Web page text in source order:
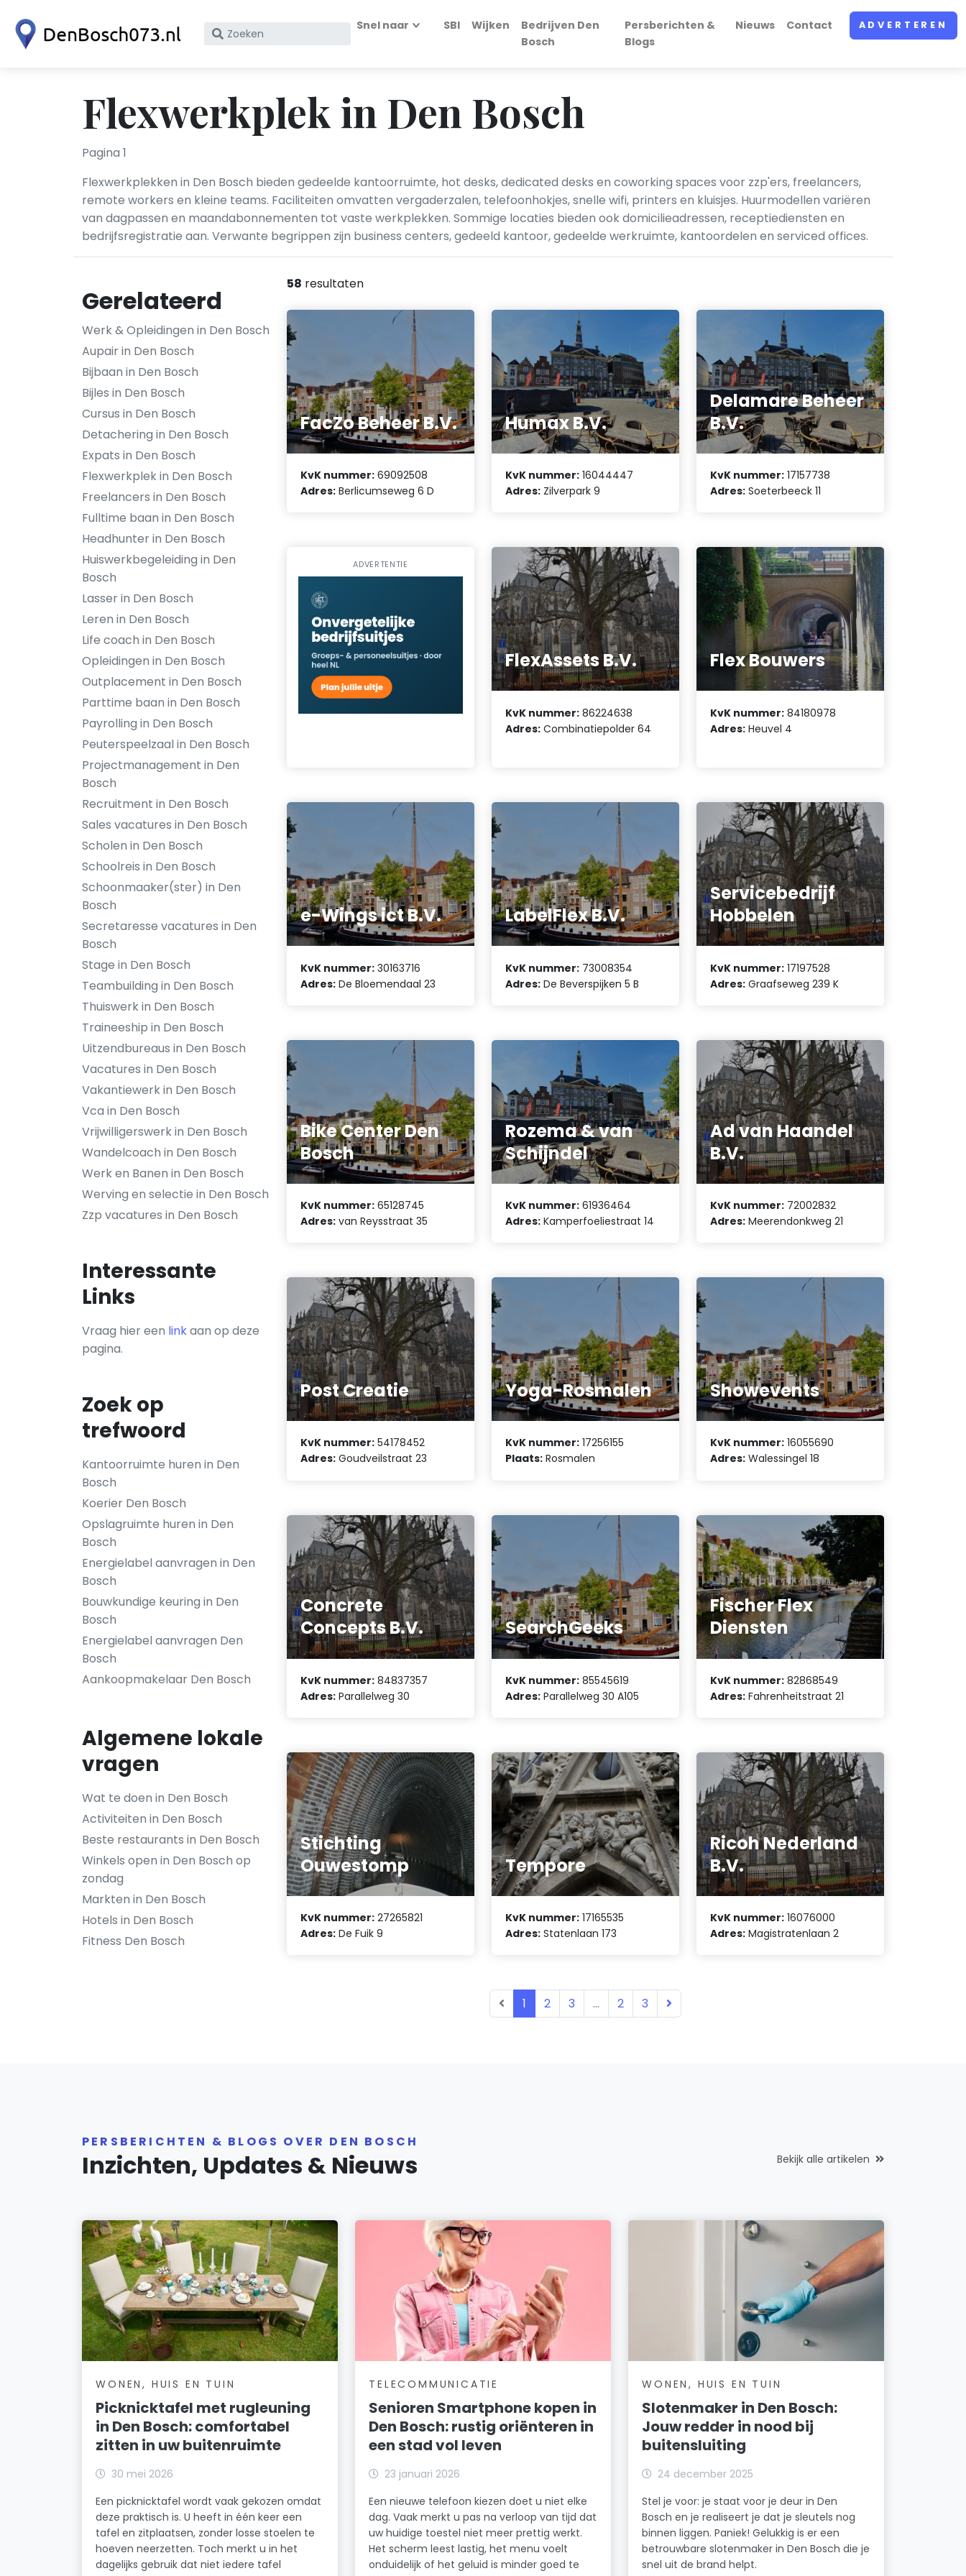
Zoek
KvK
nummer
Snel naar SBI Wijken
Bedrijven Den
Bosch
Persberichten &
Blogs
Nieuws Contact ADVERTEREN
Flexwerkplek in Den Bosch
Pagina 1
Flexwerkplekken in Den Bosch bieden gedeelde kantoorruimte, hot desks, dedicated desks en coworking spaces voor zzp'ers, freelancers,
remote workers en kleine teams. Faciliteiten omvatten vergaderzalen, telefoonhokjes, snelle wifi, printers en kluisjes. Huurmodellen variëren
van dagpassen en maandabonnementen tot vaste werkplekken. Sommige locaties bieden ook domicilieadressen, receptiediensten en
bedrijfsregistratie aan. Verwante begrippen zijn business centers, gedeeld kantoor, gedeelde werkruimte, kantoordelen en serviced offices.
Gerelateerd
Werk & Opleidingen in Den Bosch
Aupair in Den Bosch
Bijbaan in Den Bosch
Bijles in Den Bosch
Cursus in Den Bosch
Detachering in Den Bosch
Expats in Den Bosch
Flexwerkplek in Den Bosch
Freelancers in Den Bosch
Fulltime baan in Den Bosch
Headhunter in Den Bosch
Huiswerkbegeleiding in Den
Bosch
Lasser in Den Bosch
Leren in Den Bosch
Life coach in Den Bosch
Opleidingen in Den Bosch
Outplacement in Den Bosch
Parttime baan in Den Bosch
Payrolling in Den Bosch
Peuterspeelzaal in Den Bosch
Projectmanagement in Den
Bosch
Recruitment in Den Bosch
Sales vacatures in Den Bosch
Scholen in Den Bosch
Schoolreis in Den Bosch
Schoonmaaker(ster) in Den
Bosch
Secretaresse vacatures in Den
Bosch
Stage in Den Bosch
Teambuilding in Den Bosch
Thuiswerk in Den Bosch
Traineeship in Den Bosch
Uitzendbureaus in Den Bosch
Vacatures in Den Bosch
Vakantiewerk in Den Bosch
Vca in Den Bosch
Vrijwilligerswerk in Den Bosch
Wandelcoach in Den Bosch
Werk en Banen in Den Bosch
Werving en selectie in Den Bosch
Zzp vacatures in Den Bosch
Interessante
Links
Vraag hier een linkaan op deze
pagina.
Zoek op
trefwoord
Kantoorruimte huren in Den
Bosch
Koerier Den Bosch
Opslagruimte huren in Den
Bosch
Energielabel aanvragen in Den
Bosch
Bouwkundige keuring in Den
Bosch
Energielabel aanvragen Den
Bosch
Aankoopmakelaar Den Bosch
Algemene lokale
vragen
Wat te doen in Den Bosch
Activiteiten in Den Bosch
Beste restaurants in Den Bosch
Winkels open in Den Bosch op
zondag
Markten in Den Bosch
Hotels in Den Bosch
Fitness Den Bosch
58 resultaten
FacZo Beheer B.V.
KvK nummer: 69092508
Adres: Berlicumseweg 6 D
Humax B.V.
KvK nummer: 16044447
Adres: Zilverpark 9
Delamare Beheer
B.V.
KvK nummer: 17157738
Adres: Soeterbeeck 11
ADVERTENTIE
FlexAssets B.V.
KvK nummer: 86224638
Adres: Combinatiepolder 64
Flex Bouwers
KvK nummer: 84180978
Adres: Heuvel 4
e-Wings ict B.V.
KvK nummer: 30163716
Adres: De Bloemendaal 23
LabelFlex B.V.
KvK nummer: 73008354
Adres: De Beverspijken 5 B
Servicebedrijf
Hobbelen
KvK nummer: 17197528
Adres: Graafseweg 239 K
Bike Center Den
Bosch
KvK nummer: 65128745
Adres: van Reysstraat 35
Rozema & van
Schijndel
KvK nummer: 61936464
Adres: Kamperfoeliestraat 14
Ad van Haandel
B.V.
KvK nummer: 72002832
Adres: Meerendonkweg 21
Post Creatie
KvK nummer: 54178452
Adres: Goudveilstraat 23
Yoga-Rosmalen
KvK nummer: 17256155
Plaats: Rosmalen
Showevents
KvK nummer: 16055690
Adres: Walessingel 18
Concrete
Concepts B.V.
KvK nummer: 84837357
Adres: Parallelweg 30
SearchGeeks
KvK nummer: 85545619
Adres: Parallelweg 30 A105
Fischer Flex
Diensten
KvK nummer: 82868549
Adres: Fahrenheitstraat 21
Stichting
Ouwestomp
KvK nummer: 27265821
Adres: De Fuik 9
Tempore
KvK nummer: 17165535
Adres: Statenlaan 173
Ricoh Nederland
B.V.
KvK nummer: 16076000
Adres: Magistratenlaan 2
1 2 3 ... 2 3
PERSBERICHTEN & BLOGS OVER DEN BOSCH
Inzichten, Updates & Nieuws Bekijk alle artikelen
WONEN, HUIS EN TUIN
Picknicktafel met rugleuning
in Den Bosch: comfortabel
zitten in uw buitenruimte
30 mei 2026
Een picknicktafel wordt vaak gekozen omdat
deze praktisch is. U heeft in één keer een
tafel en zitplaatsen, zonder losse stoelen te
hoeven neerzetten. Toch merkt u in het
dagelijks gebruik dat niet iedere tafel
TELECOMMUNICATIE
Senioren Smartphone kopen in
Den Bosch: rustig oriënteren in
een stad vol leven
23 januari 2026
Een nieuwe telefoon kiezen doet u niet elke
dag. Vaak merkt u pas na verloop van tijd dat
uw huidige toestel niet meer prettig werkt.
Het scherm leest lastig, het menu voelt
onduidelijk of het geluid is minder goed te
WONEN, HUIS EN TUIN
Slotenmaker in Den Bosch:
Jouw redder in nood bij
buitensluiting
24 december 2025
Stel je voor: je staat voor je deur in Den
Bosch en je realiseert je dat je sleutels nog
binnen liggen. Paniek! Gelukkig is er een
betrouwbare slotenmaker in Den Bosch die je
snel uit de brand helpt.